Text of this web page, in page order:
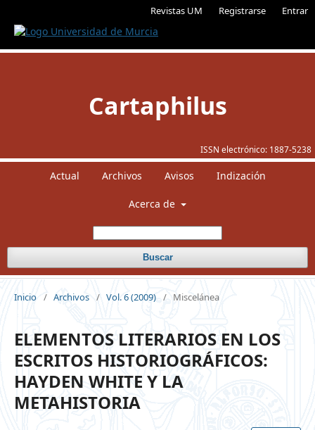
Revistas UM Registrarse Entrar
ISSN electrónico: 1887-5238
Cartaphilus
Actual Archivos Avisos Indización
Acerca de
Buscar
Inicio / Archivos / Vol. 6 (2009) / Miscelánea
ELEMENTOS LITERARIOS EN LOS
ESCRITOS HISTORIOGRÁFICOS:
HAYDEN WHITE Y LA
METAHISTORIA